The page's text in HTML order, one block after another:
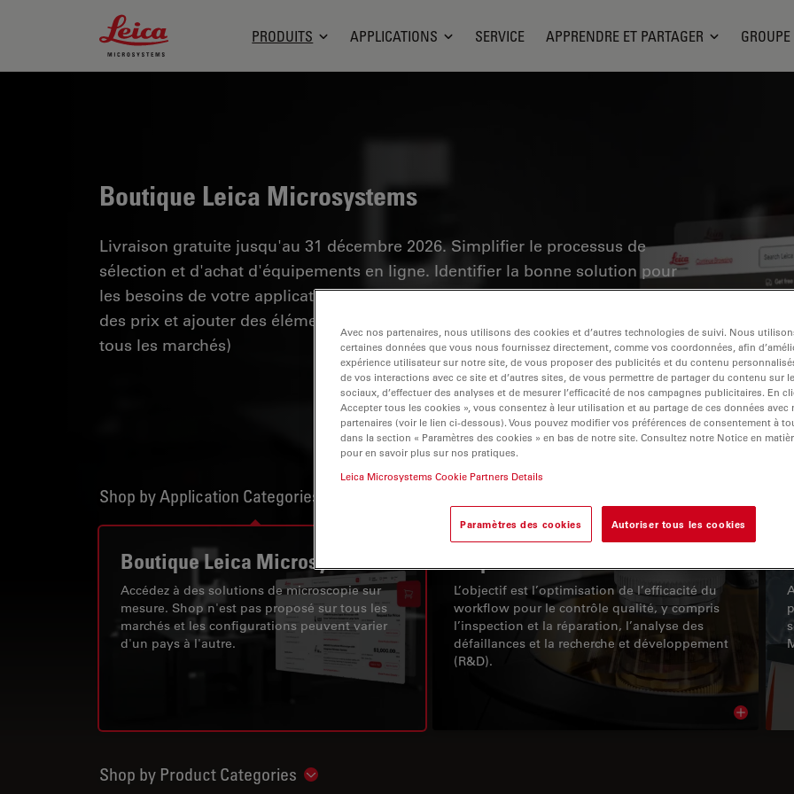
Leica Microsystems Logo
PRODUITS APPLICATIONS SERVICE APPRENDRE ET PARTAGER GROUPE
Boutique Leica Microsystems
Livraison gratuite jusqu'au 31 décembre 2026. Simplifier le processus de
sélection et d'achat d'équipements en ligne. Identifier la bonne solution pour
les besoins de votre application, évaluer les différentes options, voir les détails
des prix et ajouter des éléments sans effort (la boutique n'est pas proposée sur
tous les marchés)
Shop by Application Categories Show subnavigation
Boutique Leica Microsystems
Accédez à des solutions de microscopie sur
mesure. Shop n'est pas proposé sur tous les
marchés et les configurations peuvent varier
d'un pays à l'autre.
L’objectif est l’optimisation de l’efficacité du
workflow pour le contrôle qualité, y compris
l’inspection et la réparation, l’analyse des
défaillances et la recherche et développement
(R&D).
Read
Shop by Product Categories Show subnavigation
Avec nos partenaires, nous utilisons des cookies et d’autres technologies de suivi. Nous
certaines données que vous nous fournissez directement, comme vos coordonnées, afin
expérience utilisateur sur notre site, de vous proposer des publicités et du contenu
de vos interactions avec ce site et d’autres sites, de vous permettre de partager du contenu sur
sociaux, d’effectuer des analyses et de mesurer l’efficacité de nos campagnes publicitaires. En
Accepter tous les cookies », vous consentez à leur utilisation et au partage de ces données avec
partenaires (voir le lien ci-dessous). Vous pouvez modifier vos préférences de consentement à
dans la section « Paramètres des cookies » en bas de notre site. Consultez notre Notice en
pour en savoir plus sur nos pratiques.
Leica Microsystems Cookie Partners Details
Paramètres des cookies Autoriser tous les cookies